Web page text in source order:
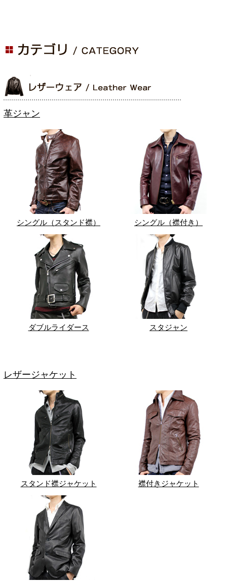
革ジャン
シングル（スタンド襟） シングル（襟付き）
ダブルライダース スタジャン
レザージャケット
スタンド襟ジャケット 襟付きジャケット